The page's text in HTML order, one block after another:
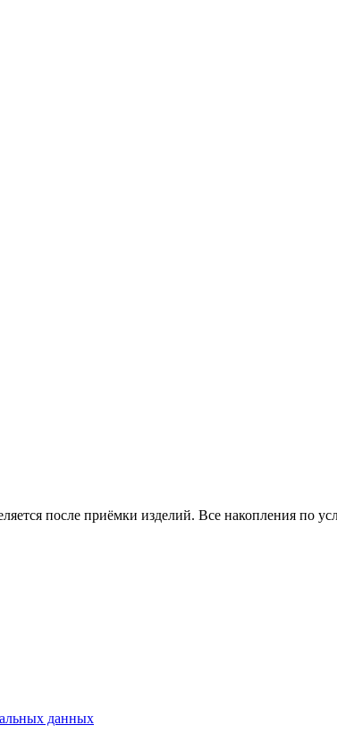
после приёмки изделий. Все накопления по
данных